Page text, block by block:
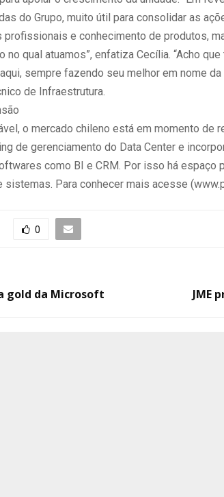
do Grupo, muito útil para consolidar as
profissionais e conhecimento de produtos,
no qual atuamos”, enfatiza Cecília. “Acho
sempre fazendo seu melhor em nome
de Infraestrutura.
o mercado chileno está em momento de
de gerenciamento do Data Center e
como BI e CRM. Por isso há espaço
Para conhecer mais acesse
0
gold da Microsoft JME